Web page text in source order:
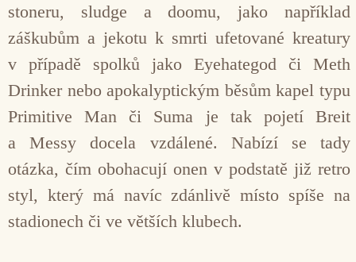
stoneru, sludge a doomu, jako například
záškubům a jekotu k smrti ufetované kreatury
v případě spolků jako Eyehategod či Meth
Drinker nebo apokalyptickým běsům kapel typu
Primitive Man či Suma je tak pojetí Breit
a Messy docela vzdálené. Nabízí se tady
otázka, čím obohacují onen v podstatě již retro
styl, který má navíc zdánlivě místo spíše na
stadionech či ve větších klubech.